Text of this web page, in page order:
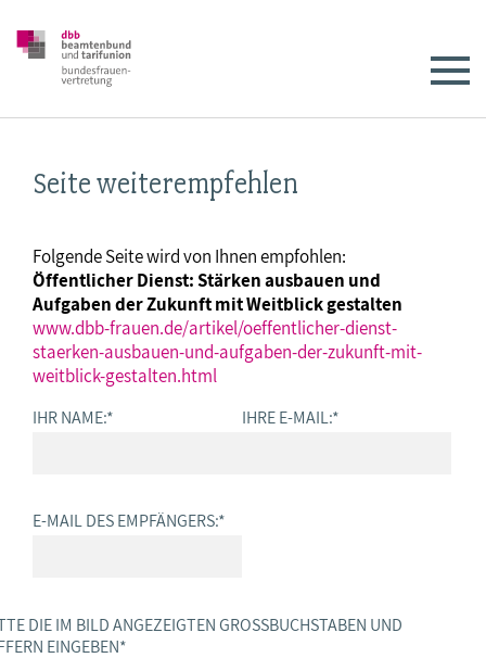
Seite weiterempfehlen
Folgende Seite wird von Ihnen empfohlen:
Öffentlicher Dienst: Stärken ausbauen und
Aufgaben der Zukunft mit Weitblick gestalten
www.dbb-frauen.de/artikel/oeffentlicher-dienst-
staerken-ausbauen-und-aufgaben-der-zukunft-mit-
weitblick-gestalten.html
IHR NAME:* IHRE E-MAIL:*
E-MAIL DES EMPFÄNGERS:*
DIE IM BILD ANGEZEIGTEN GROSSBUCHSTABEN UND Z
EINGEBEN *